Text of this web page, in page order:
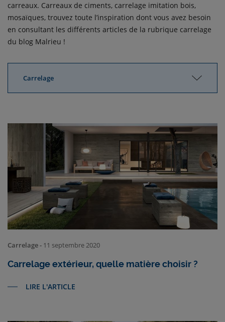
carreaux. Carreaux de ciments, carrelage imitation bois,
mosaïques, trouvez toute l’inspiration dont vous avez besoin
en consultant les différents articles de la rubrique carrelage
du blog Malrieu !
Carrelage
Chauffage / climatisation
Electricité
Carrelage - 11 septembre 2020
Carrelage extérieur, quelle matière choisir ?
LIRE L'ARTICLE